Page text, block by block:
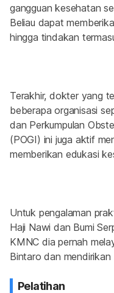
gangguan kesehatan
Beliau dapat
hingga tindakan
Terakhir, dokter yang
beberapa organisasi
dan Perkumpulan
(POGI) ini juga aktif
memberikan edukasi
Untuk pengalaman
Haji Nawi dan Bumi
KMNC dia pernah
Bintaro dan
Pelatihan